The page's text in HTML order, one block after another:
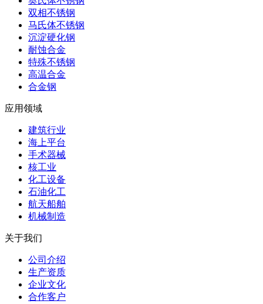
双相不锈钢
马氏体不锈钢
沉淀硬化钢
耐蚀合金
特殊不锈钢
高温合金
合金钢
应用领域
建筑行业
海上平台
手术器械
核工业
化工设备
石油化工
航天船舶
机械制造
关于我们
公司介绍
生产资质
企业文化
合作客户